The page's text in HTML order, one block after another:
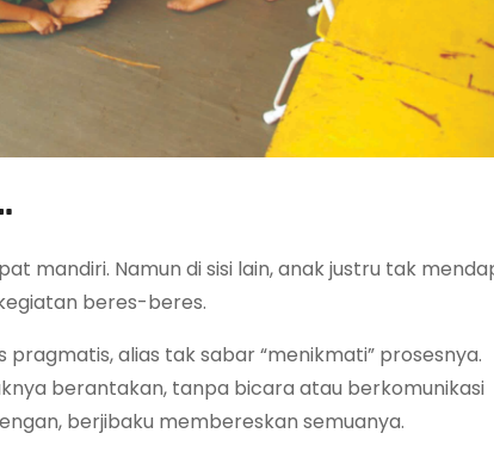
mandiri. Namun di sisi lain, anak justru tak
beres-beres.
alias tak sabar “menikmati” prosesnya.
berantakan, tanpa bicara atau berkomunikasi
berjibaku membereskan semuanya.